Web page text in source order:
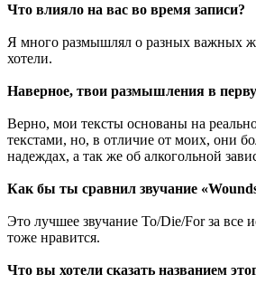
Что влияло на вас во время записи?
Я много размышлял о разных важных
хотели.
Наверное, твои размышления в
Верно, мои тексты основаны на
текстами, но, в отличие от моих, они
надеждах, а так же об алкогольной
Как бы ты сравнил звучание
Это лучшее звучание To/Die/For за
тоже нравится.
Что вы хотели сказать названием